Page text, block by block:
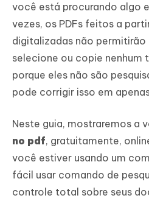
você está procurando algo
vezes, os PDFs feitos a
digitalizadas não permitirão
selecione ou copie nenhum
porque eles não são
pode corrigir isso em
Neste guia, mostraremos a
no pdf, gratuitamente,
você estiver usando um
fácil usar comando de
controle total sobre seus